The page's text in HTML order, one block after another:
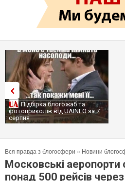
Підбірка блогожаб та
фотоприколів від UAINFO за 7
серпня
Вся правда з блогосфери » Новини
Московські аеропорти
понад 500 рейсів